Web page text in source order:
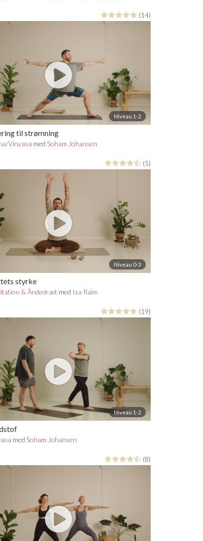
(14)
Niveau 1-2
til strømning
Vinyasa med Soham Johansen
(5)
Niveau 0-3
styrke
& Åndedræt med Isa Raim
(19)
Niveau 1-2
med Soham Johansen
(8)